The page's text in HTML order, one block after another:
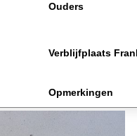
Ouders
Verblijfplaats
Opmerkingen